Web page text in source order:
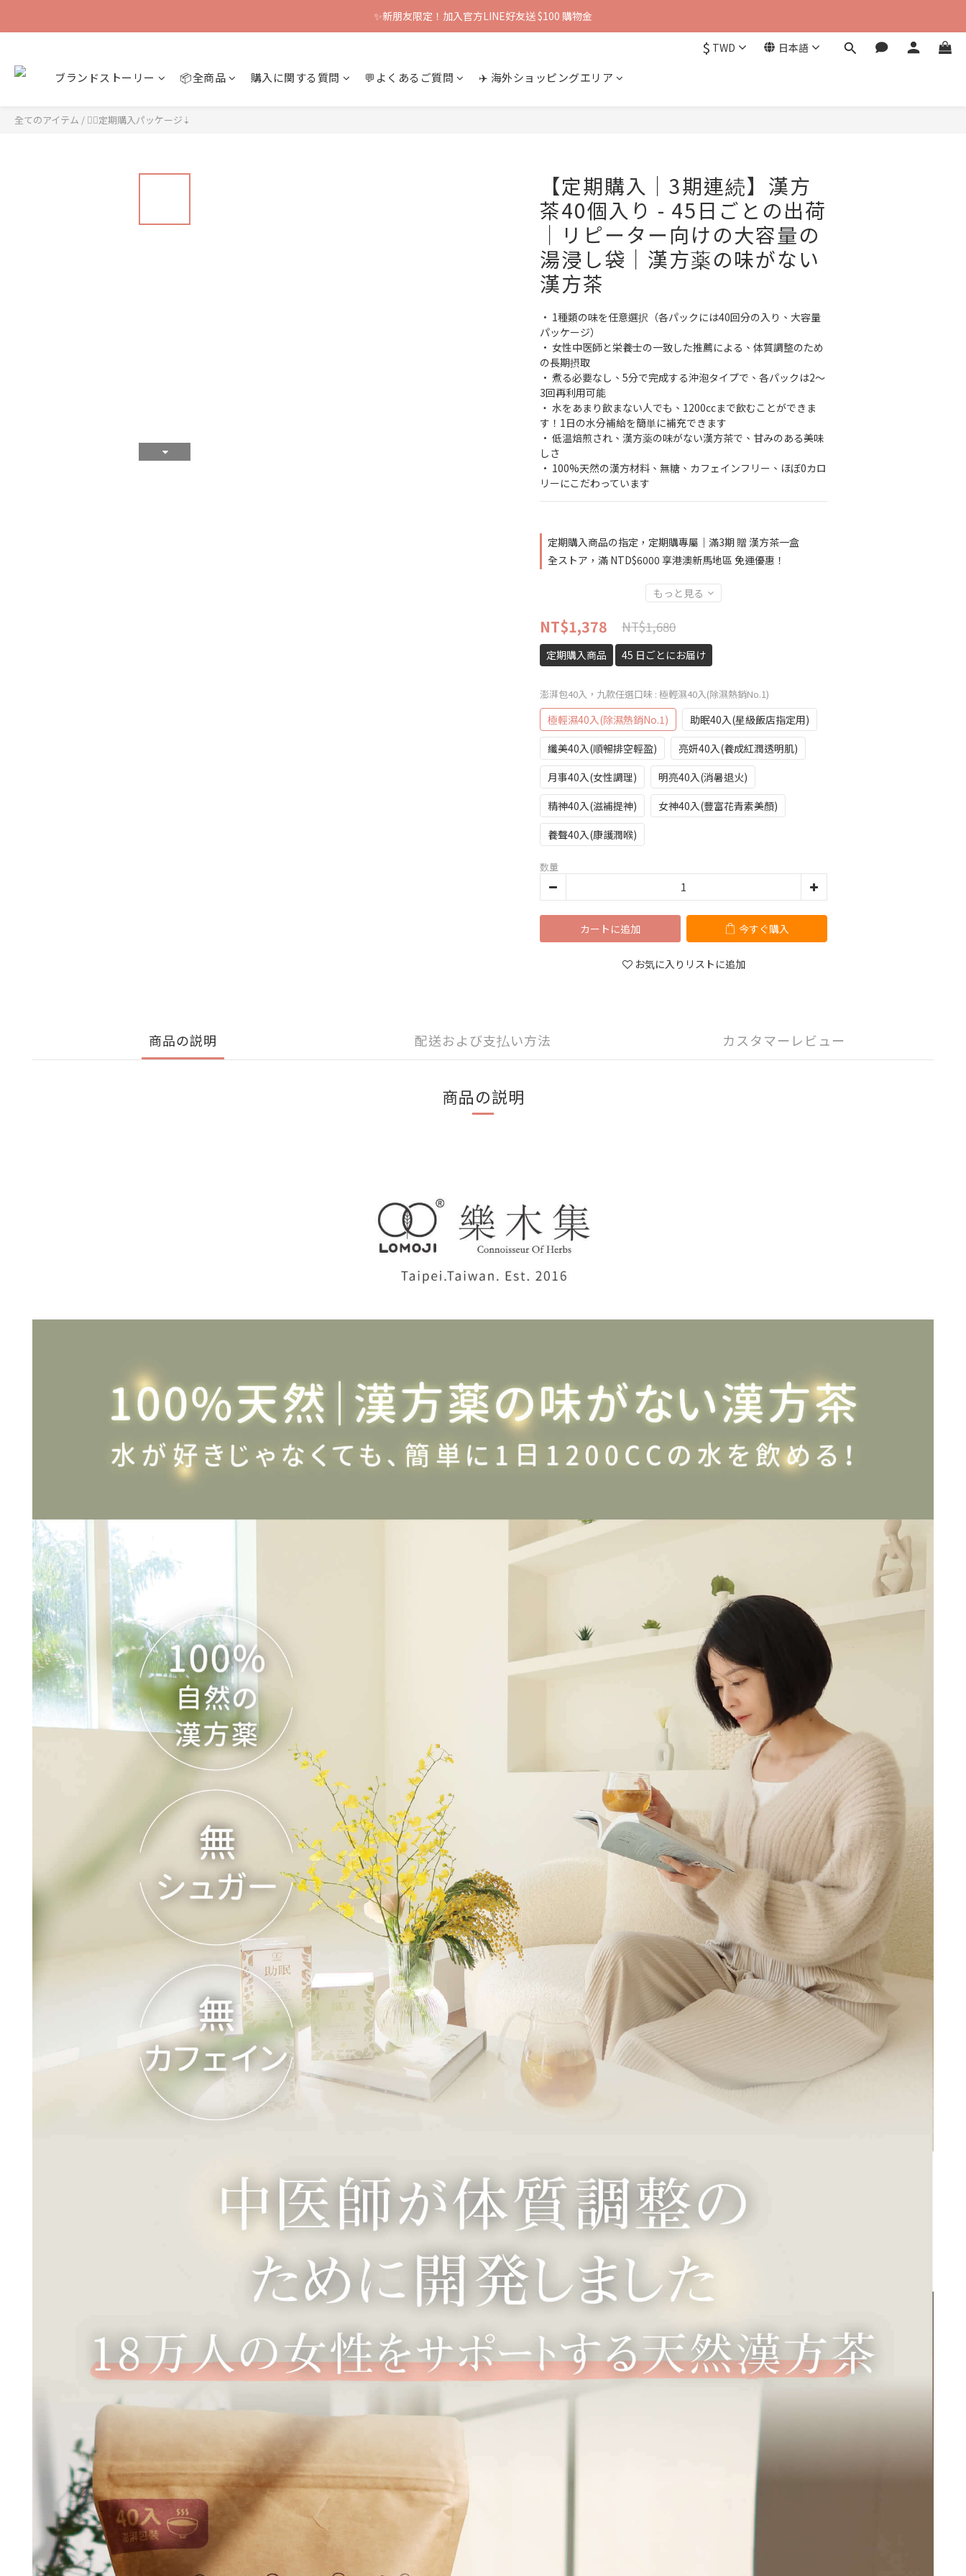
✨新朋友限定！加入官方LINE好友送 $100 購物金
$ TWD 日本語
ブランドストーリー 📦全商品 購入に関する質問 💬よくあるご質問 ✈️ 海外ショッピングエリア
全てのアイテム / 👉🏻定期購入パッケージ⇣
【定期購入｜3期連続】漢方
茶40個入り - 45日ごとの出荷
｜リピーター向けの大容量の
湯浸し袋｜漢方薬の味がない
漢方茶
• 1種類の味を任意選択（各パックには40回分の入り、大容量
パッケージ）
• 女性中医師と栄養士の一致した推薦による、体質調整のため
の長期摂取
• 煮る必要なし、5分で完成する沖泡タイプで、各パックは2〜
3回再利用可能
‧ 水をあまり飲まない人でも、1200ccまで飲むことができま
す！1日の水分補給を簡単に補充できます
• 低温焙煎され、漢方薬の味がない漢方茶で、甘みのある美味
しさ
• 100%天然の漢方材料、無糖、カフェインフリー、ほぼ0カロ
リーにこだわっています
定期購入商品の指定，定期購專屬｜滿3期 贈 漢方茶一盒
全ストア，滿 NTD$6000 享港澳新馬地區 免運優惠！
もっと見る
NT$1,378 NT$1,680
定期購入商品 45 日ごとにお届け
澎湃包40入，九款任選口味 : 極輕濕40入(除濕熱銷No.1)
極輕濕40入(除濕熱銷No.1)
助眠40入(星級飯店指定用)
纖美40入(順暢排空輕盈)
亮妍40入(養成紅潤透明肌)
月事40入(女性調理)
明亮40入(消暑退火)
精神40入(滋補提神)
女神40入(豐富花青素美顏)
養聲40入(康護潤喉)
数量
カートに追加 今すぐ購入
お気に入りリストに追加
商品の説明 配送および支払い方法 カスタマーレビュー
商品の説明